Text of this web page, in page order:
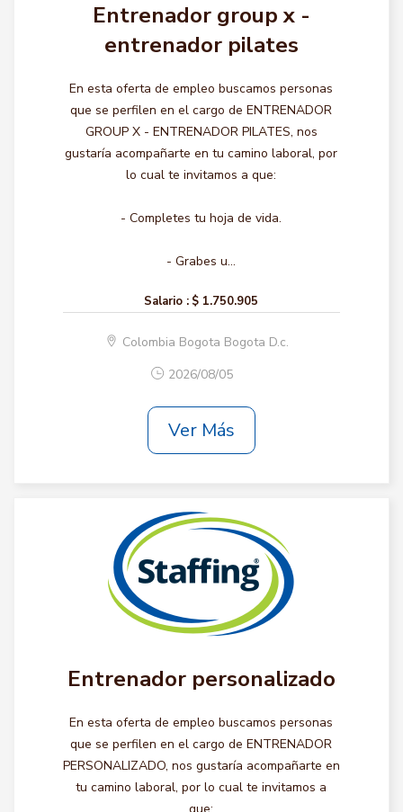
Entrenador group x -
entrenador pilates
En esta oferta de empleo buscamos personas
que se perfilen en el cargo de ENTRENADOR
GROUP X - ENTRENADOR PILATES, nos
gustaría acompañarte en tu camino laboral, por
lo cual te invitamos a que:
- Completes tu hoja de vida.
- Grabes u...
Salario : $ 1.750.905
Colombia Bogota Bogota D.c.
2026/08/05
Ver Más
Entrenador personalizado
En esta oferta de empleo buscamos personas
que se perfilen en el cargo de ENTRENADOR
PERSONALIZADO, nos gustaría acompañarte en
tu camino laboral, por lo cual te invitamos a